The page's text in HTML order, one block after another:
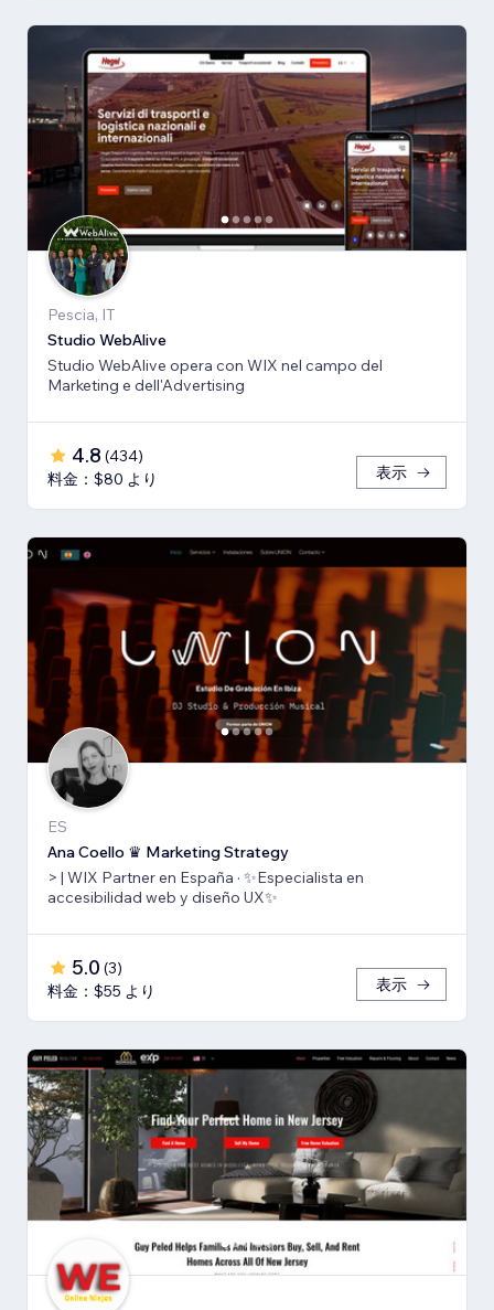
Pescia, IT
Studio WebAlive
Studio WebAlive opera con WIX nel campo del
Marketing e dell'Advertising
4.8 (434)
料金：$80 より
表示
ES
Ana Coello ♛ Marketing Strategy
> | WIX Partner en España · ✨Especialista en
accesibilidad web y diseño UX✨
5.0 (3)
料金：$55 より
表示